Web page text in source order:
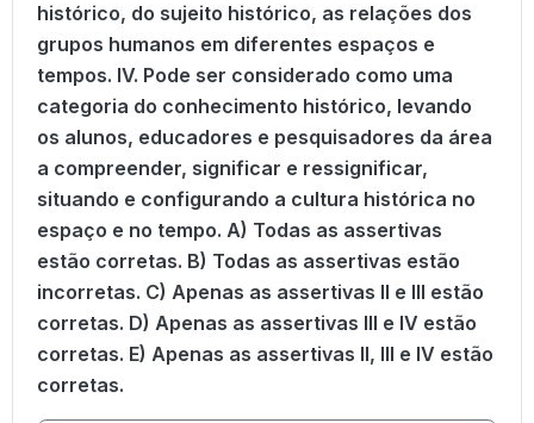
histórico, do sujeito histórico, as relações dos
grupos humanos em diferentes espaços e
tempos. IV. Pode ser considerado como uma
categoria do conhecimento histórico, levando
os alunos, educadores e pesquisadores da área
a compreender, significar e ressignificar,
situando e configurando a cultura histórica no
espaço e no tempo. A) Todas as assertivas
estão corretas. B) Todas as assertivas estão
incorretas. C) Apenas as assertivas II e III estão
corretas. D) Apenas as assertivas III e IV estão
corretas. E) Apenas as assertivas II, III e IV estão
corretas.